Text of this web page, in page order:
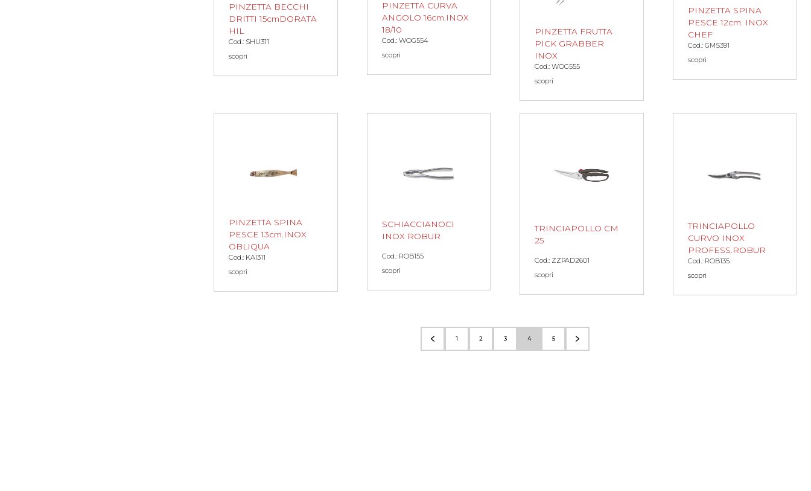
PINZETTA BECCHI
DRITTI 15cmDORATA
HIL
Cod.: SHU311
scopri
PINZETTA CURVA
ANGOLO 16cm.INOX
18/10
Cod.: WOG554
scopri
PINZETTA FRUTTA
PICK GRABBER
INOX
Cod.: WOG555
scopri
PINZETTA SPINA
PESCE 12cm. INOX
CHEF
Cod.: GMS391
scopri
PINZETTA SPINA
PESCE 13cm.INOX
OBLIQUA
Cod.: KAI311
scopri
SCHIACCIANOCI
INOX ROBUR
Cod.: ROB155
scopri
TRINCIAPOLLO CM
25
Cod.: ZZPAD2601
scopri
TRINCIAPOLLO
CURVO INOX
PROFESS.ROBUR
Cod.: ROB135
scopri
1 2 3 4 5